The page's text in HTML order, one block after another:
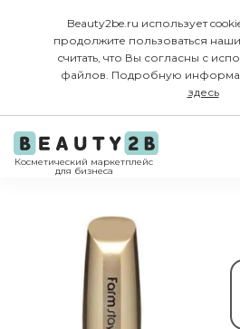
Beauty2be.ru использует
продолжите пользоваться
считать, что Вы согласны с
файлов. Подробную
здесь
Косметический маркетплейс
для бизнеса